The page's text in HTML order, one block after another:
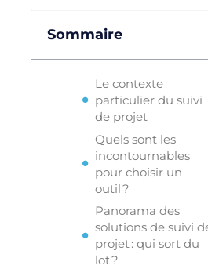
Sommaire
Le contexte
particulier du suivi
de projet
Quels sont les
incontournables
pour choisir un
outil ?
Panorama des
solutions de suivi
projet : qui sort du
lot ?